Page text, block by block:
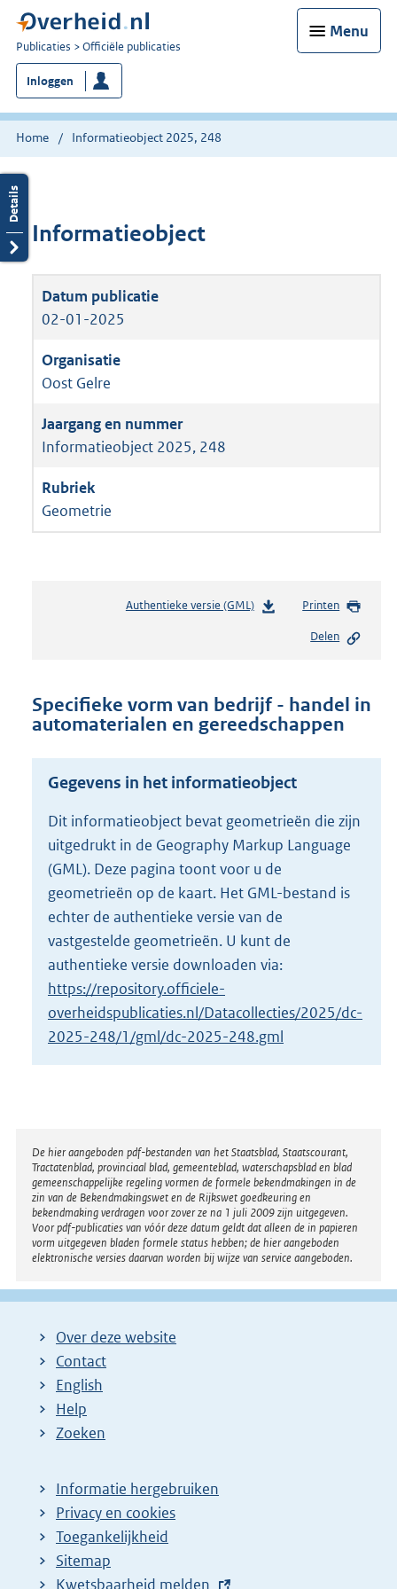
Menu
U
bent
nu
hier:
Publicaties Officiële publicaties
Inloggen
Home Informatieobject 2025, 248
Informatieobject
02-01-2025
Oost Gelre
Informatieobject 2025, 248
Geometrie
Authentieke versie (GML)b
n
d
s
o
t
t
e
:
2
K
b
Printen
Delen
Specifieke vorm van bedrijf - handel in
automaterialen en gereedschappen
Gegevens in het informatieobject
Dit informatieobject bevat geometrieën die zijn
uitgedrukt in de Geography Markup Language
(GML). Deze pagina toont voor u de
geometrieën op de kaart. Het GML-bestand is
echter de authentieke versie van de
vastgestelde geometrieën. U kunt de
authentieke versie downloaden via:
https://repository.officiele-
overheidspublicaties.nl/Datacollecties/2025/dc-
2025-248/1/gml/dc-2025-248.gml
Disclaimer
De hier aangeboden pdf-bestanden van het Staatsblad, Staatscourant,
Tractatenblad, provinciaal blad, gemeenteblad, waterschapsblad en blad
gemeenschappelijke regeling vormen de formele bekendmakingen in de
zin van de Bekendmakingswet en de Rijkswet goedkeuring en
bekendmaking verdragen voor zover ze na 1 juli 2009 zijn uitgegeven.
Voor pdf-publicaties van vóór deze datum geldt dat alleen de in papieren
vorm uitgegeven bladen formele status hebben; de hier aangeboden
elektronische versies daarvan worden bij wijze van service aangeboden.
Over deze website
Contact
English
Help
Zoeken
Informatie hergebruiken
Privacy en cookies
Toegankelijkheid
Sitemap
E
Kwetsbaarheid melden